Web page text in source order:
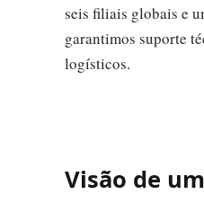
seis filiais globais e
garantimos suporte
logísticos.
Visão de